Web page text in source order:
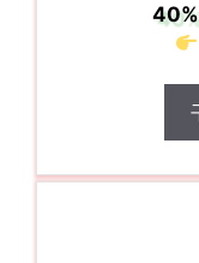
40%